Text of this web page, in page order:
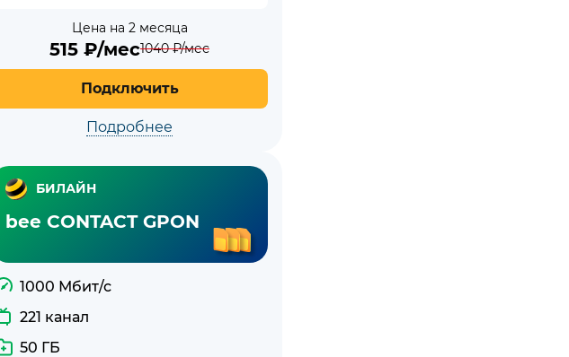
Цена на 2 месяца
515 ₽/мес1040₽/мес
Подключить
Подробнее
БИЛАЙН
bee CONTACT GPON
1000 Мбит/с
221 канал
50 ГБ